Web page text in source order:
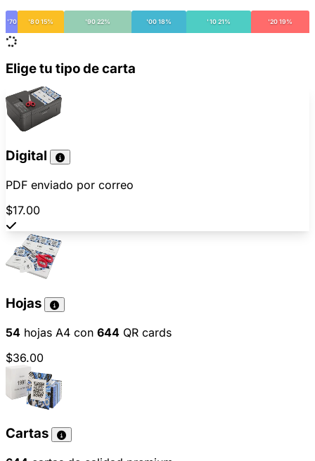
'70 '80 15% '90 22% '00 18% '10 21% '20 19%
Elige tu tipo de carta
Digital
PDF enviado por correo
$17.00
Hojas
54 hojas A4 con 644 QR cards
$36.00
Cartas